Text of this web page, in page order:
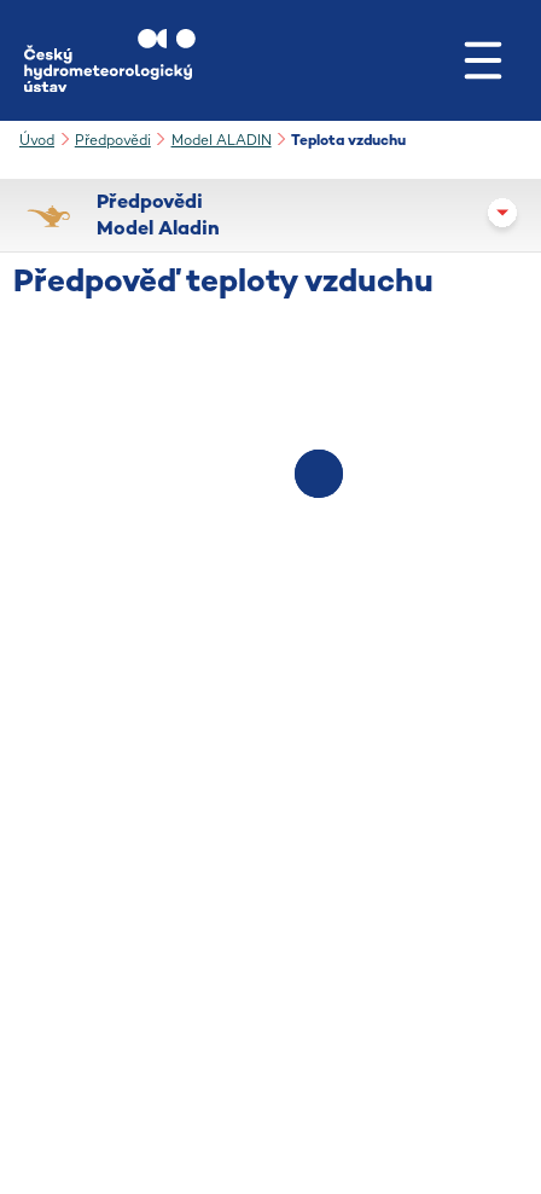
Úvod Předpovědi Model ALADIN Teplota vzduchu
Předpovědi
Model Aladin
Předpověď teploty vzduchu